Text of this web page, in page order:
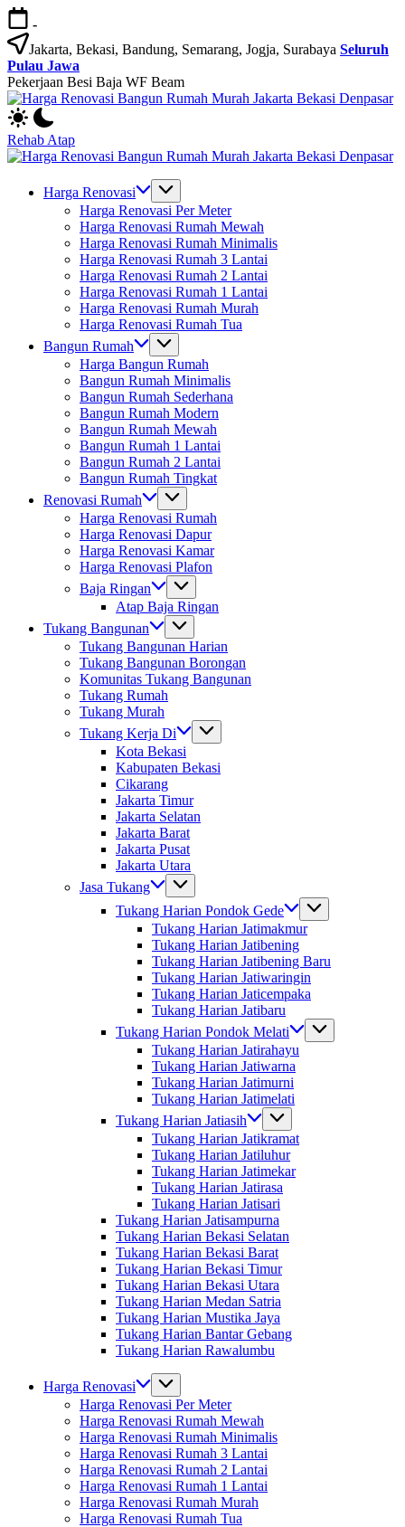
Skip
to
content
-
Jakarta, Bekasi, Bandung, Semarang, Jogja, Surabaya Seluruh
Pulau Jawa
Pekerjaan Besi Baja WF Beam
Jasa
Bangun
Rumah
dan
Rumah
Rehab Atap
Bangun
Rumah
Harga Renovasi
Harga Renovasi Per Meter
Harga Renovasi Rumah Mewah
Harga Renovasi Rumah Minimalis
Harga Renovasi Rumah 3 Lantai
Harga Renovasi Rumah 2 Lantai
Harga Renovasi Rumah 1 Lantai
Harga Renovasi Rumah Murah
Harga Renovasi Rumah Tua
Bangun Rumah
Harga Bangun Rumah
Bangun Rumah Minimalis
Bangun Rumah Sederhana
Bangun Rumah Modern
Bangun Rumah Mewah
Bangun Rumah 1 Lantai
Bangun Rumah 2 Lantai
Bangun Rumah Tingkat
Renovasi Rumah
Harga Renovasi Rumah
Harga Renovasi Dapur
Harga Renovasi Kamar
Harga Renovasi Plafon
Baja Ringan
Atap Baja Ringan
Tukang Bangunan
Tukang Bangunan Harian
Tukang Bangunan Borongan
Komunitas Tukang Bangunan
Tukang Rumah
Tukang Murah
Tukang Kerja Di
Kota Bekasi
Kabupaten Bekasi
Cikarang
Jakarta Timur
Jakarta Selatan
Jakarta Barat
Jakarta Pusat
Jakarta Utara
Jasa Tukang
Tukang Harian Pondok Gede
Tukang Harian Jatimakmur
Tukang Harian Jatibening
Tukang Harian Jatibening Baru
Tukang Harian Jatiwaringin
Tukang Harian Jaticempaka
Tukang Harian Jatibaru
Tukang Harian Pondok Melati
Tukang Harian Jatirahayu
Tukang Harian Jatiwarna
Tukang Harian Jatimurni
Tukang Harian Jatimelati
Tukang Harian Jatiasih
Tukang Harian Jatikramat
Tukang Harian Jatiluhur
Tukang Harian Jatimekar
Tukang Harian Jatirasa
Tukang Harian Jatisari
Tukang Harian Jatisampurna
Tukang Harian Bekasi Selatan
Tukang Harian Bekasi Barat
Tukang Harian Bekasi Timur
Tukang Harian Bekasi Utara
Tukang Harian Medan Satria
Tukang Harian Mustika Jaya
Tukang Harian Bantar Gebang
Tukang Harian Rawalumbu
Harga Renovasi
Harga Renovasi Per Meter
Harga Renovasi Rumah Mewah
Harga Renovasi Rumah Minimalis
Harga Renovasi Rumah 3 Lantai
Harga Renovasi Rumah 2 Lantai
Harga Renovasi Rumah 1 Lantai
Harga Renovasi Rumah Murah
Harga Renovasi Rumah Tua